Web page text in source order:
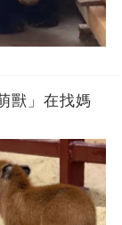
獸」在找媽